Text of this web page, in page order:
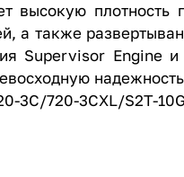
плотность
а также
Supervisor Engine
3C/720-3CXL/S2T-